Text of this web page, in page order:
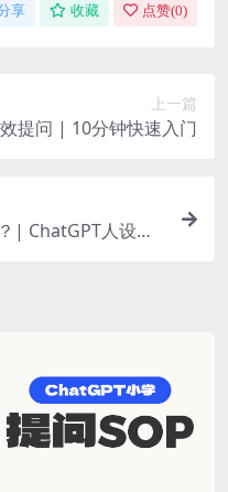
享 收藏 点赞(0)
上一篇
提问 | 10分钟快速入门
| ChatGPT人设大